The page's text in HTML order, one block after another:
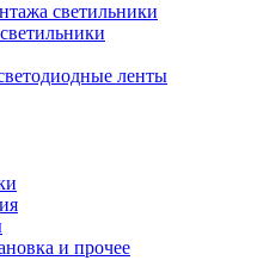
светильники
ленты
и прочее